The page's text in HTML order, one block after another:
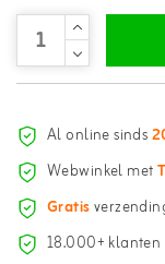
Al online sinds
Webwinkel met
Gratis
18.000+